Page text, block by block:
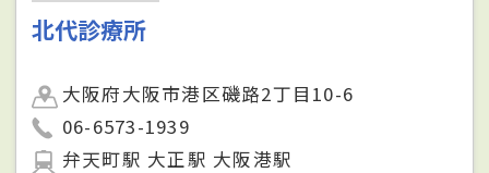
北代診療所
大阪府大阪市港区磯路2丁目10-6
06-6573-1939
弁天町駅 大正駅 大阪港駅